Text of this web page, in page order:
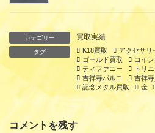
カテゴリー 買取実績
タグ K18買取 アクセサリ
ゴールド買取
コイ
ティファニー
トリ
吉祥寺パルコ
吉祥
記念メダル買取
金
コメントを残す